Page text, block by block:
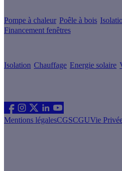
Pompe à chaleur Poêle à bois
Financement fenêtres
Isolation Chauffage Energie solaire
Mentions légalesCGSCGUVie